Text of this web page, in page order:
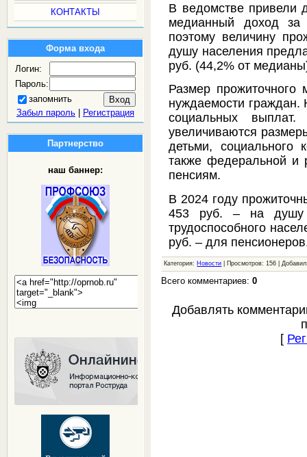
КОНТАКТЫ
Форма входа
Логин:
Пароль:
запомнить
Забыл пароль| Регистрация
Партнерство
наш баннер:
В ведомстве привели
медианный доход
поэтому величину
душу населения
руб. (44,2% от
Размер прожиточного
нуждаемости граждан.
социальных
увеличиваются
детьми, социального
также федеральной и
пенсиям.
В 2024 году
453 руб. – на
трудоспособного
руб. – для
Категория: Новости | Просмотров: 156 |
Всего комментариев:0
Добавлять
[